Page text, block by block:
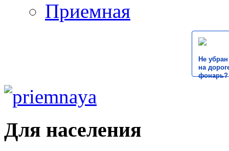
Приемная
Не
на
фонарь?
Для населения